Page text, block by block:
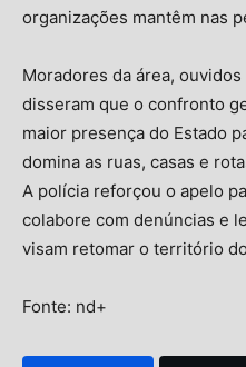
organizações mantêm nas
Moradores da área,
disseram que o confronto
maior presença do Estado
domina as ruas, casas e
A polícia reforçou o apelo
colabore com denúncias e
visam retomar o território
Fonte: nd+